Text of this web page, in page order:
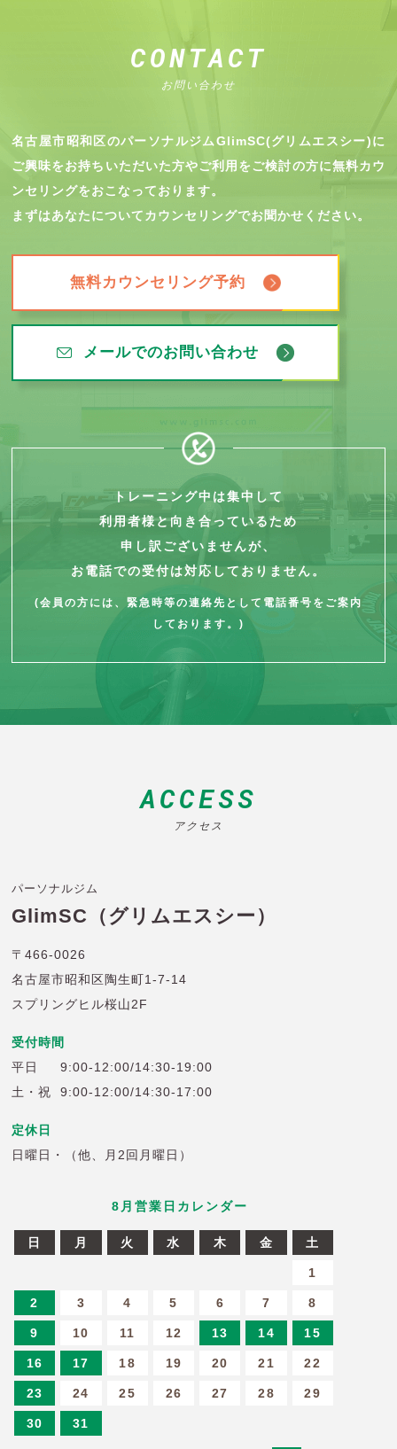
CONTACT
お問い合わせ
名古屋市昭和区のパーソナルジムGlimSC(グリムエスシー)に
ご興味をお持ちいただいた方やご利用をご検討の方に無料カウ
ンセリングをおこなっております。
まずはあなたについてカウンセリングでお聞かせください。
無料カウンセリング予約
メールでのお問い合わせ
トレーニング中は集中して
利用者様と向き合っているため
申し訳ございませんが、
お電話での受付は対応しておりません。
(会員の方には、緊急時等の連絡先として電話番号をご案内
しております。)
ACCESS
アクセス
パーソナルジム
GlimSC（グリムエスシー）
〒466-0026
名古屋市昭和区陶生町1-7-14
スプリングヒル桜山2F
受付時間
平日
9:00-12:00/14:30-19:00
土・祝
9:00-12:00/14:30-17:00
定休日
日曜日・（他、月2回月曜日）
8 月営業日カレンダー
日 月 火 水 木 金 土
1
2 3 4 5 6 7 8
9 10 11 12 13 14 15
16 17 18 19 20 21 22
23 24 25 26 27 28 29
30 31